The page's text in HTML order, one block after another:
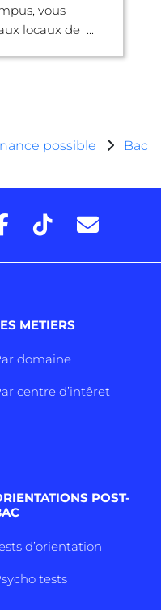
vous
locaux de ...
possible
Bac
METIERS
domaine
centre d’intêret
POST-
d’orientation
tests